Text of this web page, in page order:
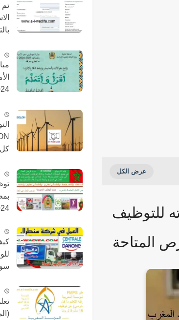
معرفته للتوظيف
المتاحة
تم
كل